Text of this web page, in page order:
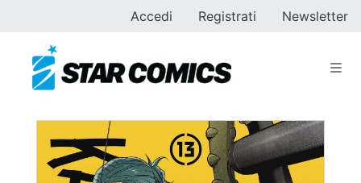
Accedi Registrati Newsletter